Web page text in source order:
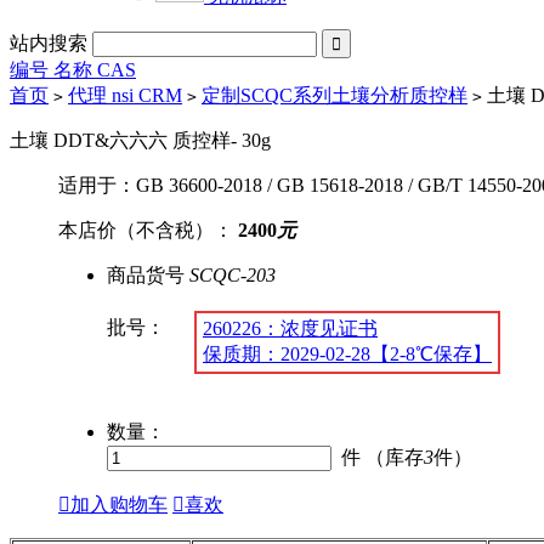
站内搜索 
编号 名称 CAS
首页 > 代理 nsi CRM > 定制SCQC系列土壤分析质控样 > 土壤
土壤 DDT&六六六 质控样- 30g
适用于：GB 36600-2018 / GB 15618-2018 / GB/T 14550-
本店价（不含税）： 2400元
商品货号 SCQC-203
批号：
260226：浓度见证书
保质期：2029-02-28【2-8℃保存】
数量：
件 （库存3件）
加入购物车 喜欢